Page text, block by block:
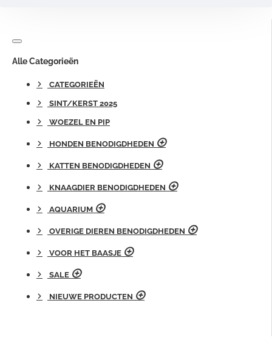
Alle Categorieën
CATEGORIEËN
SINT/KERST 2025
WOEZEL EN PIP
HONDEN BENODIGDHEDEN
KATTEN BENODIGDHEDEN
KNAAGDIER BENODIGDHEDEN
AQUARIUM
OVERIGE DIEREN BENODIGDHEDEN
VOOR HET BAASJE
SALE
NIEUWE PRODUCTEN